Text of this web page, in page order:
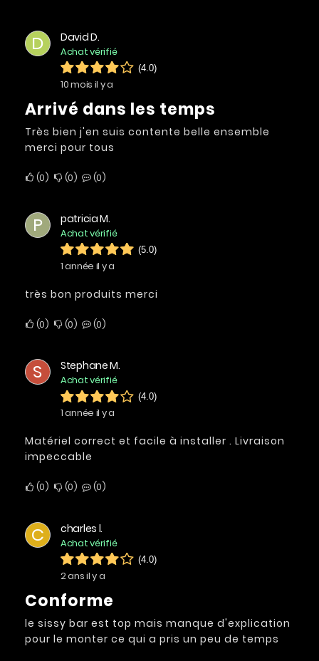
D David D.
Achat vérifié
(4.0)
10 mois il y a
Arrivé dans les temps
Très bien j'en suis contente belle ensemble
merci pour tous
0 0 0
P patricia M.
Achat vérifié
(5.0)
1 année il y a
très bon produits merci
0 0 0
S Stephane M.
Achat vérifié
(4.0)
1 année il y a
Matériel correct et facile à installer . Livraison
impeccable
0 0 0
C charles l.
Achat vérifié
(4.0)
2 ans il y a
conforme
le sissy bar est top mais manque d'explication
pour le monter ce qui a pris un peu de temps